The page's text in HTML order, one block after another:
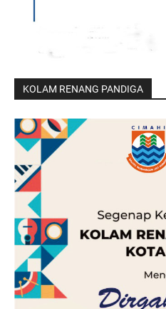
KOLAM RENANG PANDIGA